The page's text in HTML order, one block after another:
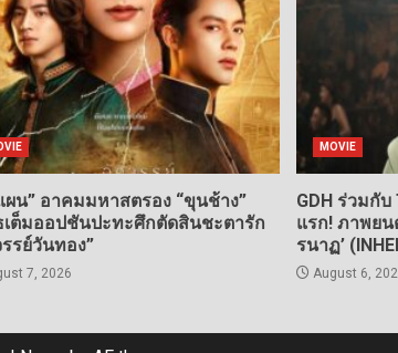
ผน” อาคมมหาสตรอง “ขุนช้าง”
เต็มออปชันปะทะศึกตัดสินชะตารัก
รย์วันทอง”
7, 2026
MOVIE
GDH ร่วมกับ
แรก! ภาพย
รนาฏ’
August 6,